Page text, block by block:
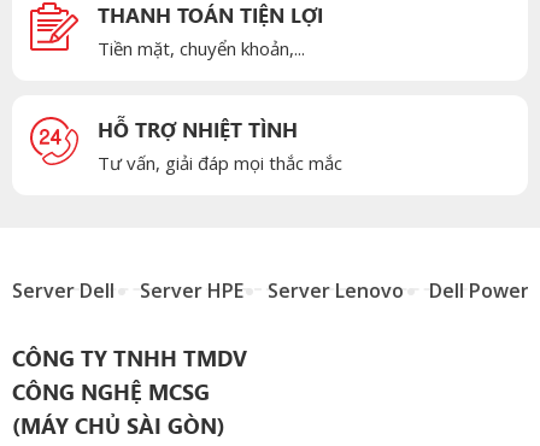
THANH TOÁN TIỆN LỢI
Tiền mặt, chuyển khoản,...
HỖ TRỢ NHIỆT TÌNH
Tư vấn, giải đáp mọi thắc mắc
Server Dell Server HPE Server Lenovo Dell
CÔNG TY TNHH TMDV
CÔNG NGHỆ MCSG
(MÁY CHỦ SÀI GÒN)